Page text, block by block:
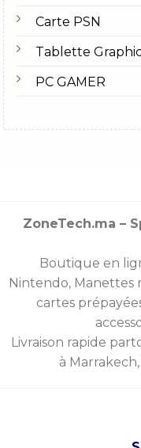
Carte PSN
Tablette
PC GAMER
ZoneTech.ma –
Boutique en
Nintendo, Manettes
cartes
Livraison rapide
à